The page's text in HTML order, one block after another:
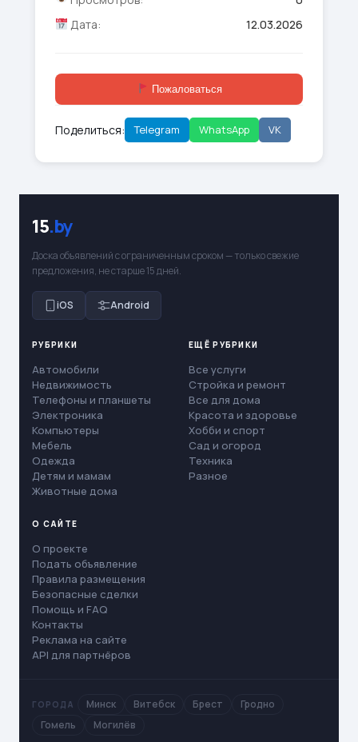
Дата:
12.03.2026
Пожаловаться
Поделиться: Telegram WhatsApp VK
15.by
Доска объявлений с ограниченным сроком — только свежие
предложения, не старше 15 дней.
iOS Android
РУБРИКИ
Автомобили
Недвижимость
Телефоны и планшеты
Электроника
Компьютеры
Мебель
Одежда
Детям и мамам
Животные дома
ЕЩЁ РУБРИКИ
Все услуги
Стройка и ремонт
Все для дома
Красота и здоровье
Хобби и спорт
Сад и огород
Техника
Разное
О САЙТЕ
О проекте
Подать объявление
Правила размещения
Безопасные сделки
Помощь и FAQ
Контакты
Реклама на сайте
API для партнёров
ГОРОДА Минск Витебск Брест
Гродно
Гомель
Могилёв